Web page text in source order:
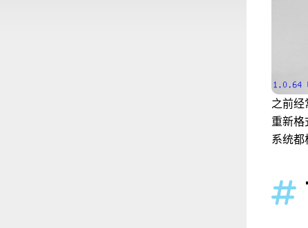
之前
重新
系统都
